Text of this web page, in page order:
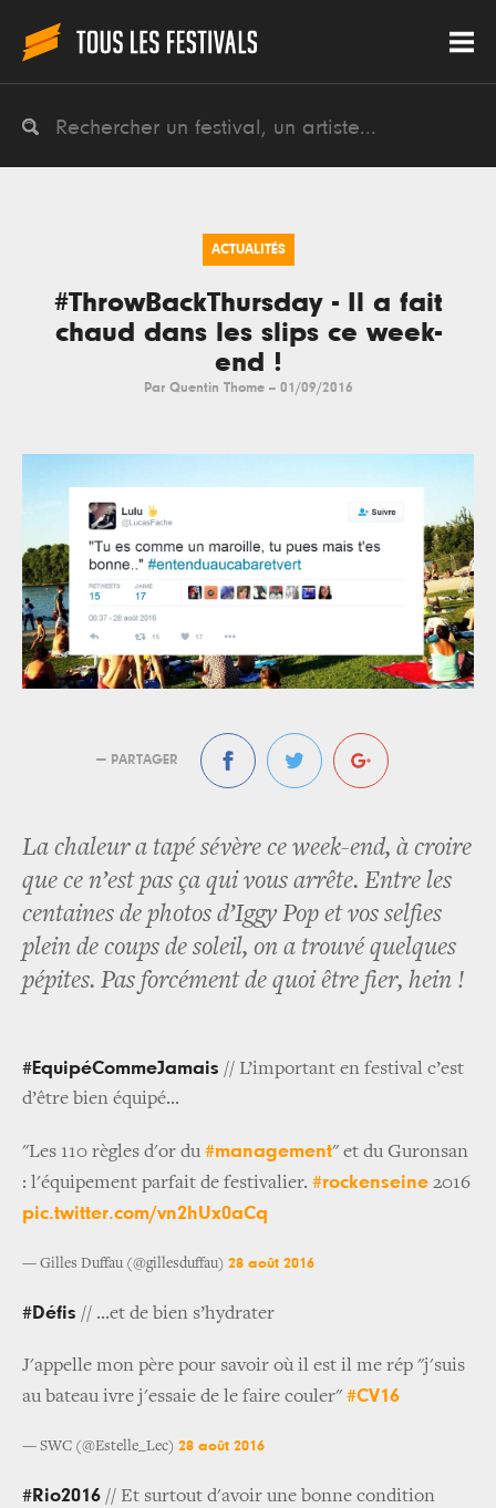
ACTUALITÉS
#ThrowBackThursday - Il a fait
chaud dans les slips ce week-
end !
Par Quentin Thome -- 01/09/2016
— PARTAGER
La chaleur a tapé sévère ce week-end, à croire
que ce n’est pas ça qui vous arrête. Entre les
centaines de photos d’Iggy Pop et vos selfies
plein de coups de soleil, on a trouvé quelques
pépites. Pas forcément de quoi être fier, hein !
#EquipéCommeJamais // L’important en festival c’est
d’être bien équipé...
"Les 110 règles d'or du #management" et du Guronsan
: l'équipement parfait de festivalier. #rockenseine 2016
pic.twitter.com/vn2hUx0aCq
— Gilles Duffau (@gillesduffau) 28 août 2016
#Défis // ...et de bien s’hydrater
J'appelle mon père pour savoir où il est il me rép "j'suis
au bateau ivre j'essaie de le faire couler" #CV16
— SWC (@Estelle_Lec) 28 août 2016
#Rio2016 // Et surtout d'avoir une bonne condition